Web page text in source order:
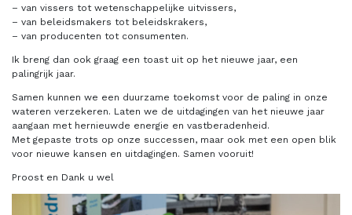
– van vissers tot wetenschappelijke uitvissers,
– van beleidsmakers tot beleidskrakers,
– van producenten tot consumenten.
Ik breng dan ook graag een toast uit op het nieuwe jaar, een
palingrijk jaar.
Samen kunnen we een duurzame toekomst voor de paling in onze
wateren verzekeren. Laten we de uitdagingen van het nieuwe jaar
aangaan met hernieuwde energie en vastberadenheid.
Met gepaste trots op onze successen, maar ook met een open blik
voor nieuwe kansen en uitdagingen. Samen vooruit!
Proost en Dank u wel